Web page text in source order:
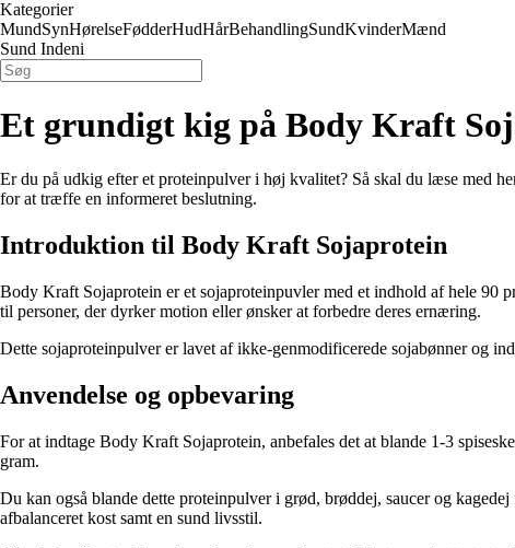
Kategorier
MundSynHørelseFødderHudHårBehandlingSundKvinderMænd
Sund Indeni
Et grundigt kig på Body Kraft
Er du på udkig efter et proteinpulver i høj kvalitet? Så skal du læse med
for at træffe en informeret beslutning.
Introduktion til Body Kraft Sojaprotein
Body Kraft Sojaprotein er et sojaproteinpuvler med et indhold af hele 90
til personer, der dyrker motion eller ønsker at forbedre deres ernæring.
Dette sojaproteinpulver er lavet af ikke-genmodificerede sojabønner og
Anvendelse og opbevaring
For at indtage Body Kraft Sojaprotein, anbefales det at blande 1-3
gram.
Du kan også blande dette proteinpulver i grød, brøddej, saucer og
afbalanceret kost samt en sund livsstil.